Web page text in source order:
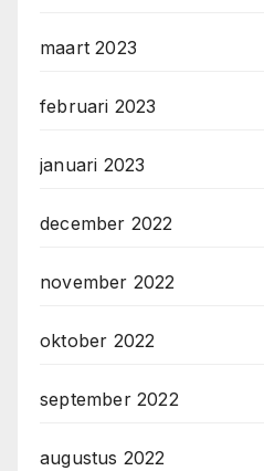
maart 2023
februari 2023
januari 2023
december 2022
november 2022
oktober 2022
september 2022
augustus 2022